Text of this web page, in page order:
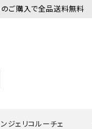
のご購入で全品送料無料
ジェリコルーチェ